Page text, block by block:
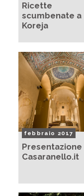
Ricette
scumbenate a
Koreja
febbraio 2017
Presentazione
Casaranello.it